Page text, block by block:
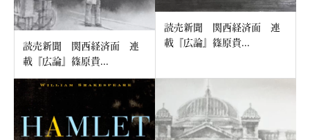
読売新聞 関西経済面 連
載『広論』篠原貴...
読売新聞 関西経済面 連
載『広論』篠原貴...